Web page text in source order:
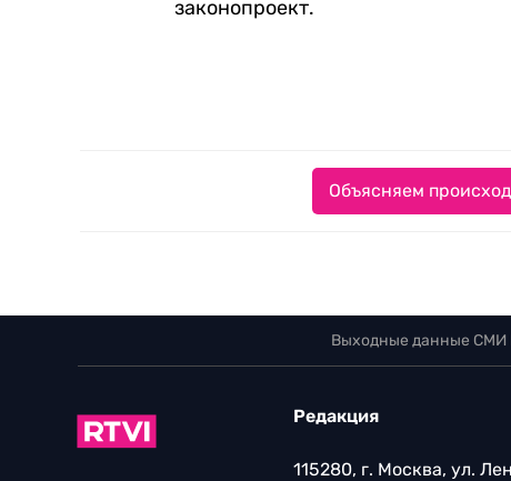
законопроект.
Объясняем
Выходные данные СМИ
Редакция
115280, г. Москва, ул.